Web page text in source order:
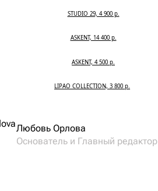
STUDIO 29, 4 900 р.
ASKENT, 14 400 р.
ASKENT, 4 500 р.
LIPAO COLLECTION, 3 800 р.
Любовь Орлова
Основатель и Главный редактор